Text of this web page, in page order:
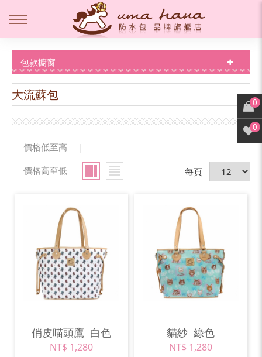
包款櫥窗
大流蘇包
價格低至高
|
價格高至低
每頁
俏皮喵頭鷹 白色
NT$ 1,280
貓紗 綠色
NT$ 1,280
0
0